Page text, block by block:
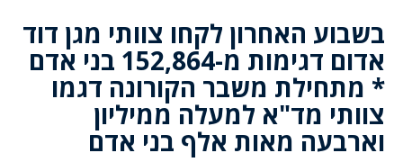
בשבוע האחרון לקחו צוותי מגן דוד
אדום דגימות מ-152,864 בני אדם
* מתחילת משבר הקורונה דגמו
צוותי מד"א למעלה ממיליון
וארבעה מאות אלף בני אדם